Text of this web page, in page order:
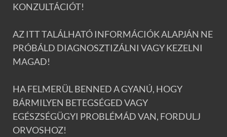
KONZULTÁCIÓT!
AZ ITT TALÁLHATÓ INFORMÁCIÓK ALAPJÁN NE
PRÓBÁLD DIAGNOSZTIZÁLNI VAGY KEZELNI
MAGAD!
HA FELMERÜL BENNED A GYANÚ, HOGY
BÁRMILYEN BETEGSÉGED VAGY
EGÉSZSÉGÜGYI PROBLÉMÁD VAN, FORDULJ
ORVOSHOZ!